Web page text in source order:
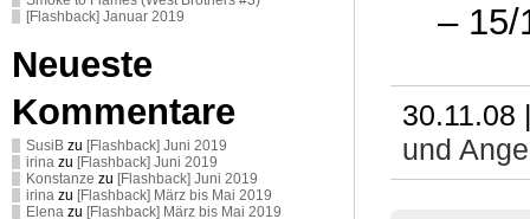
[Flashback] Januar 2019
Neueste
Kommentare
SusiB zu [Flashback] Juni 2019
irina zu [Flashback] Juni 2019
Konstanze zu [Flashback] Juni 2019
irina zu [Flashback] März bis Mai 2019
Elena zu [Flashback] März bis Mai 2019
– 15/
30.11.08
und